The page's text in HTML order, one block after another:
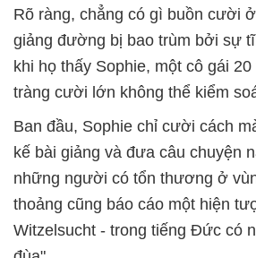
Rõ ràng, chẳng có gì buồn cười
giảng đường bị bao trùm bởi sự
khi họ thấy Sophie, một cô gái
tràng cười lớn không thể kiểm
Ban đầu, Sophie chỉ cười cách
kế bài giảng và đưa câu chuyện
những người có tổn thương ở
thoảng cũng báo cáo một hiện
Witzelsucht - trong tiếng Đức có